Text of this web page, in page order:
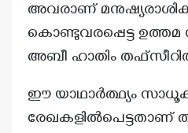
അവരാണ്
കൊണ്ടുവരപ്പെട്ട
അബീ ഹാതിം
ഈ യാഥാർത്ഥ്യം
രേഖകളിൽപെട്ടതാണ്